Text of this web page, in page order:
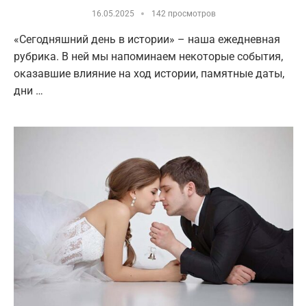
16.05.2025 142 просмотров
«Сегодняшний день в истории» – наша ежедневная
рубрика. В ней мы напоминаем некоторые события,
оказавшие влияние на ход истории, памятные даты,
дни …